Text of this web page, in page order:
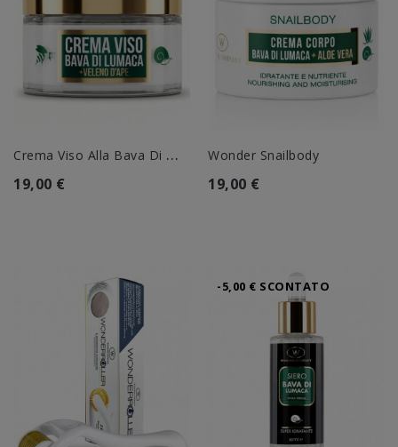
C
Rema Viso Alla Bava Di Lumaca
19,00 €
Wonder Snailbody
19,00 €
-5,00 € SCONTATO